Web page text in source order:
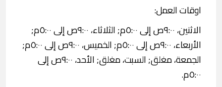
اوقات العمل:
الاثنين، ٩:٠٠ص إلى ٥:٠٠م; الثلاثاء، ٩:٠٠ص إلى ٥:٠٠م;
الأربعاء، ٩:٠٠ص إلى ٥:٠٠م; الخميس، ٩:٠٠ص إلى ٥:٠٠م;
الجمعة، مغلق; السبت، مغلق; الأحد، ٩:٠٠ص إلى
٥:٠٠م.